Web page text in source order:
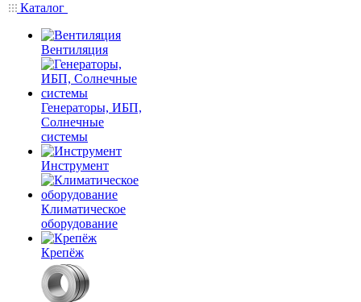
Каталог
Вентиляция
Генераторы, ИБП,
Солнечные
системы
Инструмент
Климатическое
оборудование
Крепёж